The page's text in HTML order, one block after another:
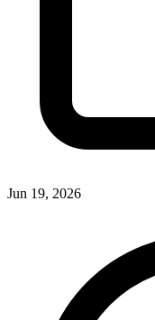
Jun 19, 2026